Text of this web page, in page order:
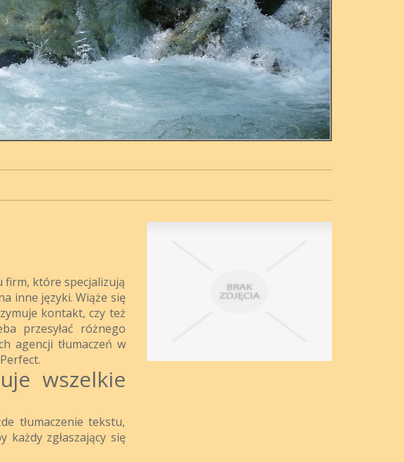
firm, które specjalizują
inne języki. Wiąże się
kontakt, czy też
przesyłać różnego
agencji tłumaczeń w
wszelkie
tłumaczenie tekstu,
zgłaszający się